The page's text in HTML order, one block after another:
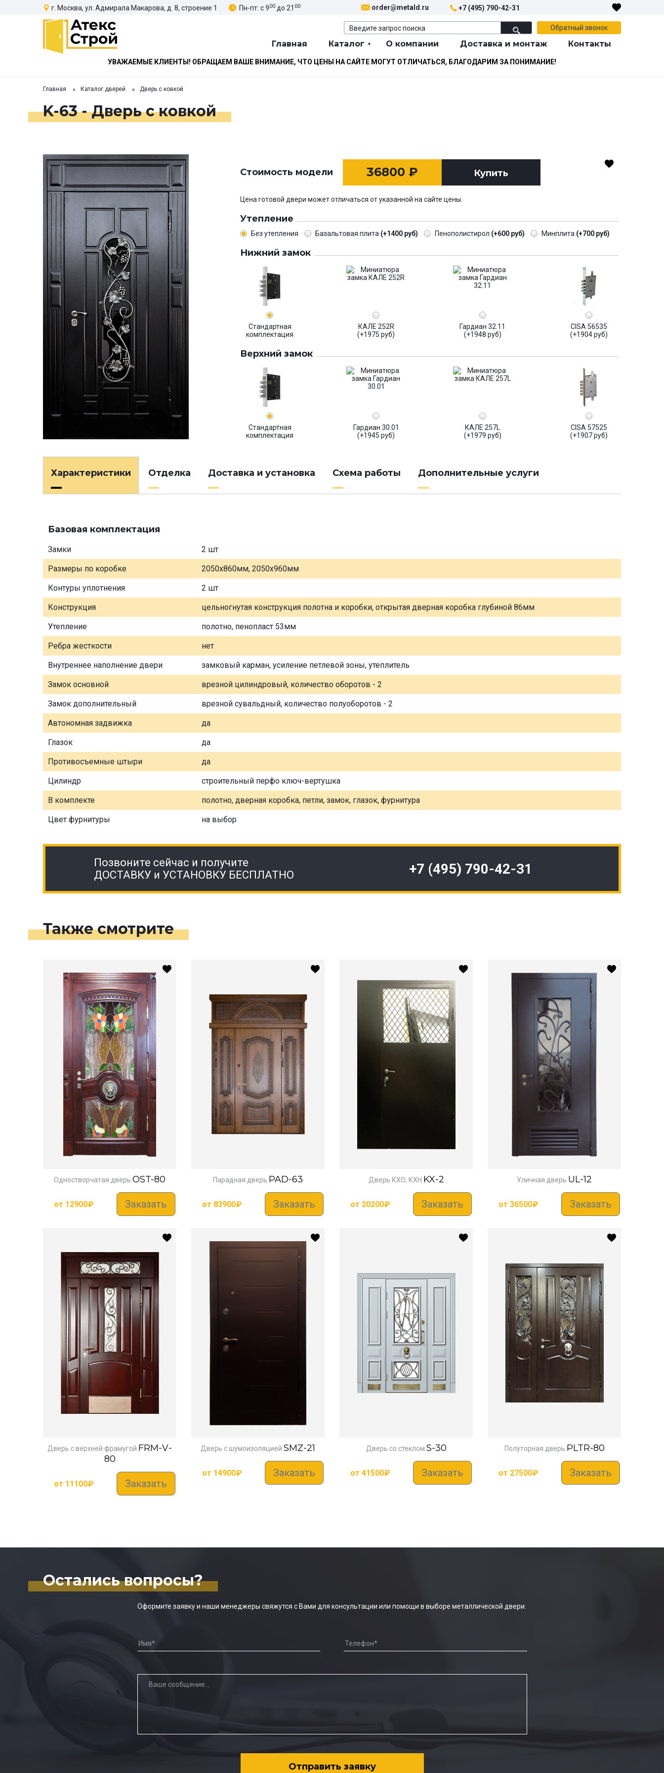
г. Москва, ул. Адмирала Макарова, д. 8, строение 1 Пн-пт: с 900 до 21 00 order@metald.ru +7 (495) 790-42-31
Обратный звонок
Главная Каталог О компании Доставка и монтаж Контакты
УВАЖАЕМЫЕ КЛИЕНТЫ! ОБРАЩАЕМ ВАШЕ ВНИМАНИЕ, ЧТО ЦЕНЫ НА САЙТЕ МОГУТ ОТЛИЧАТЬСЯ, БЛАГОДАРИМ ЗА ПОНИМАНИЕ!
Главная Каталог дверей Дверь с ковкой
K-63 - Дверь с ковкой
Стоимость модели 36800 ₽ Купить
Цена готовой двери может отличаться от указанной на сайте цены.
Утепление
Без утепления Базальтовая плита (+1400 руб) Пенополистирол (+600 руб) Минплита (+700 руб)
Нижний замок
Стандартная
комплектация
КАЛЕ 252R
(+1975 руб)
Гардиан 32.11
(+1948 руб)
CISA 56535
(+1904 руб)
Верхний замок
Стандартная
комплектация
Гардиан 30.01
(+1945 руб)
КАЛЕ 257L
(+1979 руб)
CISA 57525
(+1907 руб)
Характеристики Отделка Доставка и установка Схема работы Дополнительные услуги
Базовая комплектация
Замки 2 шт
Размеры по коробке 2050х860мм, 2050х960мм
Контуры уплотнения 2 шт
Конструкция цельногнутая конструкция полотна и коробки, открытая дверная коробка глубиной 86мм
Утепление полотно, пенопласт 53мм
Ребра жесткости нет
Внутреннее наполнение двери замковый карман, усиление петлевой зоны, утеплитель
Замок основной врезной цилиндровый, количество оборотов - 2
Замок дополнительный врезной сувальдный, количество полуоборотов - 2
Автономная задвижка да
Глазок да
Противосъемные штыри да
Цилиндр строительный перфо ключ-вертушка
В комплекте полотно, дверная коробка, петли, замок, глазок, фурнитура
Цвет фурнитуры на выбор
Позвоните сейчас и получите
ДОСТАВКУ и УСТАНОВКУ БЕСПЛАТНО
+7 (495) 790-42-31
Также смотрите
Одностворчатая дверь OST-80
от 12900₽ Заказать
Парадная дверь PAD-63
от 83900₽ Заказать
Дверь КХО, КХН KX-2
от 20200₽ Заказать
Уличная дверь UL-12
от 36500₽ Заказать
Дверь с верхней фрамугой FRM-V-
80
от 11100₽ Заказать
Дверь с шумоизоляцией SMZ-21
от 14900₽ Заказать
Дверь со стеклом S-30
от 41500₽ Заказать
Полуторная дверь PLTR-80
от 27500₽ Заказать
Остались вопросы?
Оформите заявку и наши менеджеры свяжутся с Вами для консультации или помощи в выборе металлической двери.
Отправить заявку